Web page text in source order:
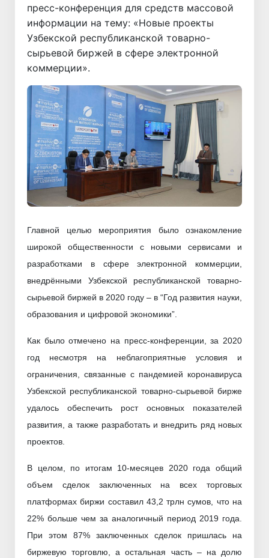
пресс-конференция для средств массовой
информации на тему: «Новые проекты
Узбекской республиканской товарно-
сырьевой биржей в сфере электронной
коммерции».
Главной целью мероприятия было ознакомление
широкой общественности с новыми сервисами и
разработками в сфере электронной коммерции,
внедрёнными Узбекской республиканской товарно-
сырьевой биржей в 2020 году – в “Год развития науки,
образования и цифровой экономики”.
Как было отмечено на пресс-конференции, за 2020
год несмотря на неблагоприятные условия и
ограничения, связанные с пандемией коронавируса
Узбекской республиканской товарно-сырьевой бирже
удалось обеспечить рост основных показателей
развития, а также разработать и внедрить ряд новых
проектов.
В целом, по итогам 10-месяцев 2020 года общий
объем сделок заключенных на всех торговых
платформах биржи составил 43,2 трлн сумов, что на
22% больше чем за аналогичный период 2019 года.
При этом 87% заключенных сделок пришлась на
биржевую торговлю, а остальная часть – на долю